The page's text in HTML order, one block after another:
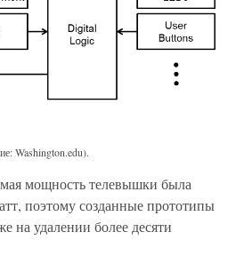
Washington.edu).
мощность телевышки была
поэтому созданные прототипы
на удалении более десяти